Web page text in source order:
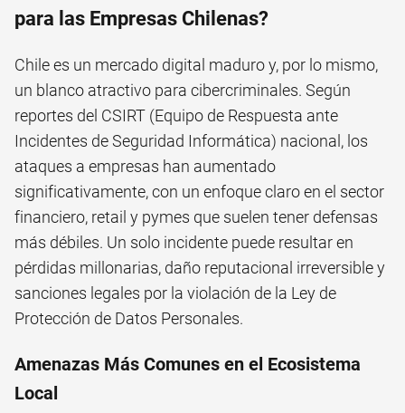
para las Empresas Chilenas?
Chile es un mercado digital maduro y, por lo mismo,
un blanco atractivo para cibercriminales. Según
reportes del CSIRT (Equipo de Respuesta ante
Incidentes de Seguridad Informática) nacional, los
ataques a empresas han aumentado
significativamente, con un enfoque claro en el sector
financiero, retail y pymes que suelen tener defensas
más débiles. Un solo incidente puede resultar en
pérdidas millonarias, daño reputacional irreversible y
sanciones legales por la violación de la Ley de
Protección de Datos Personales.
Amenazas Más Comunes en el Ecosistema
Local